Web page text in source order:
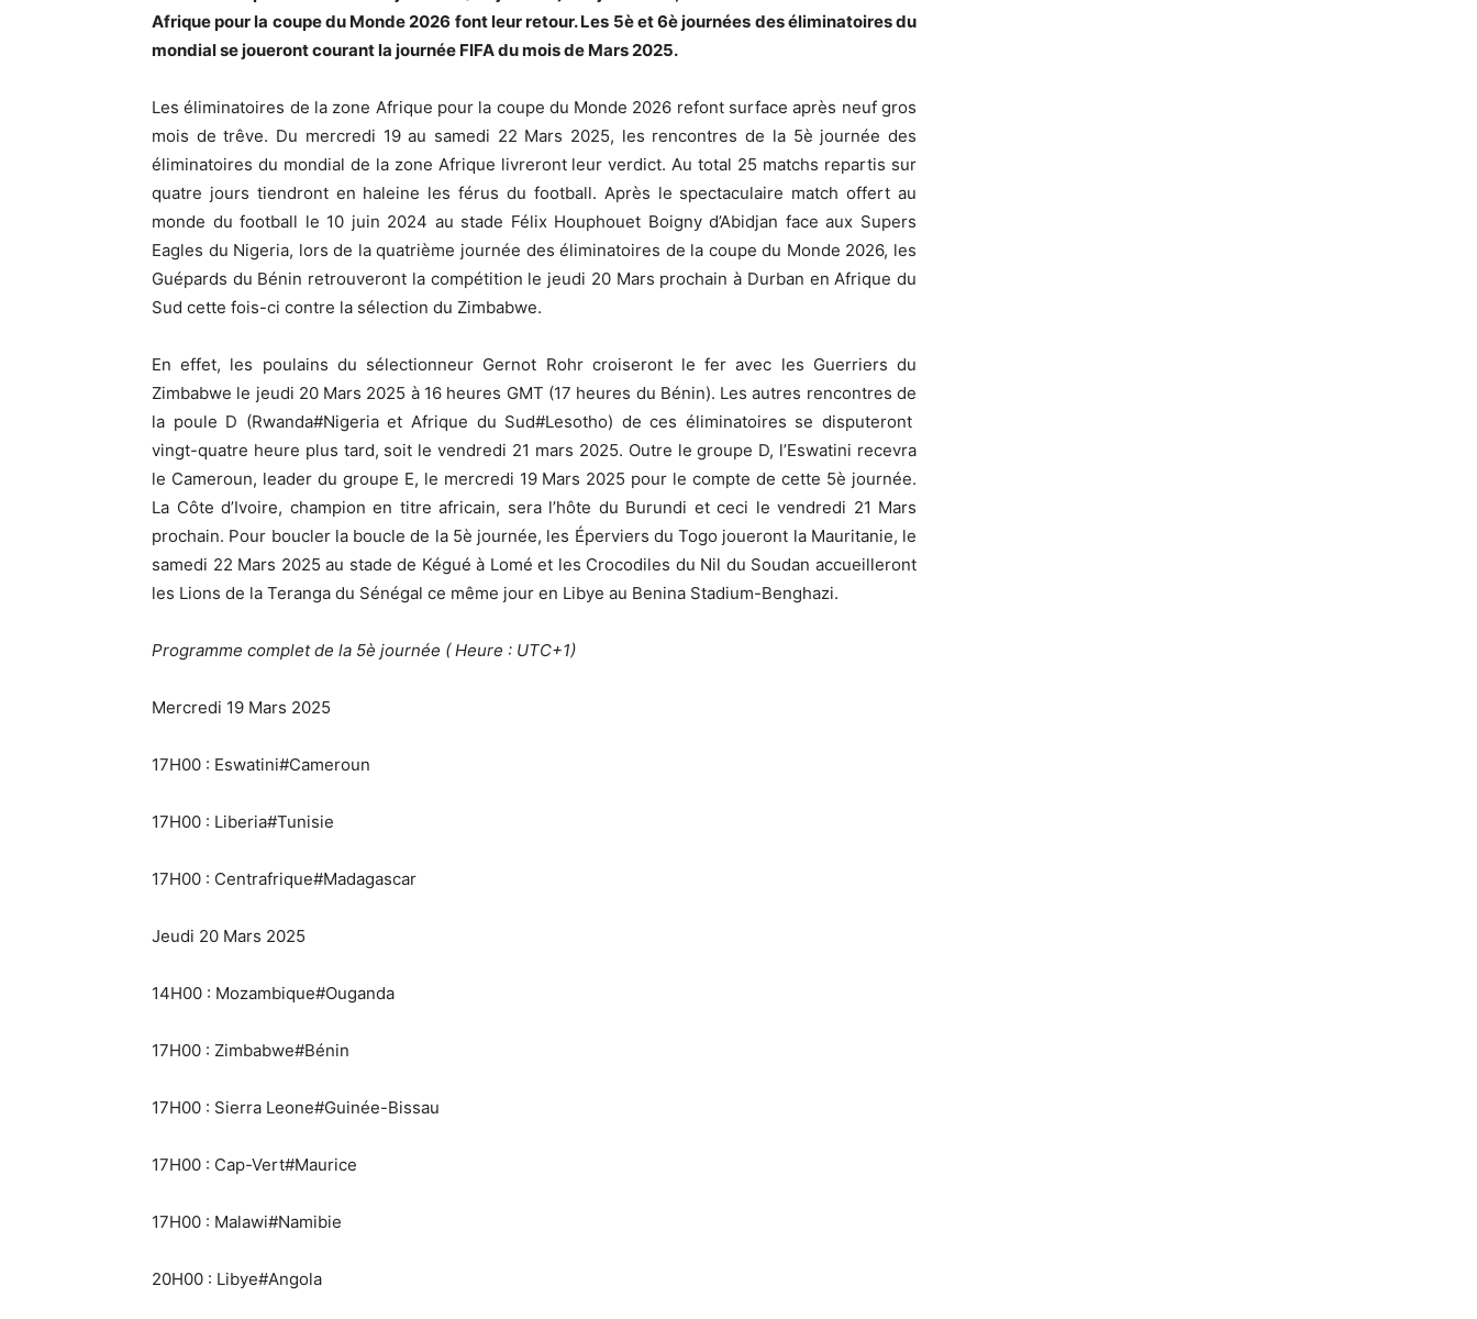
Afrique pour la coupe du Monde 2026 font leur retour. Les 5è et 6è journées des éliminatoires du
mondial se joueront courant la journée FIFA du mois de Mars 2025.
Les éliminatoires de la zone Afrique pour la coupe du Monde 2026 refont surface après neuf gros
mois de trêve. Du mercredi 19 au samedi 22 Mars 2025, les rencontres de la 5è journée des
éliminatoires du mondial de la zone Afrique livreront leur verdict. Au total 25 matchs repartis sur
quatre jours tiendront en haleine les férus du football. Après le spectaculaire match offert au
monde du football le 10 juin 2024 au stade Félix Houphouet Boigny d’Abidjan face aux Supers
Eagles du Nigeria, lors de la quatrième journée des éliminatoires de la coupe du Monde 2026, les
Guépards du Bénin retrouveront la compétition le jeudi 20 Mars prochain à Durban en Afrique du
Sud cette fois-ci contre la sélection du Zimbabwe.
En effet, les poulains du sélectionneur Gernot Rohr croiseront le fer avec les Guerriers du
Zimbabwe le jeudi 20 Mars 2025 à 16 heures GMT (17 heures du Bénin). Les autres rencontres de
la poule D (Rwanda#Nigeria et Afrique du Sud#Lesotho) de ces éliminatoires se disputeront
vingt-quatre heure plus tard, soit le vendredi 21 mars 2025. Outre le groupe D, l’Eswatini recevra
le Cameroun, leader du groupe E, le mercredi 19 Mars 2025 pour le compte de cette 5è journée.
La Côte d’Ivoire, champion en titre africain, sera l’hôte du Burundi et ceci le vendredi 21 Mars
prochain. Pour boucler la boucle de la 5è journée, les Éperviers du Togo joueront la Mauritanie, le
samedi 22 Mars 2025 au stade de Kégué à Lomé et les Crocodiles du Nil du Soudan accueilleront
les Lions de la Teranga du Sénégal ce même jour en Libye au Benina Stadium-Benghazi.
Programme complet de la 5è journée ( Heure : UTC+1)
Mercredi 19 Mars 2025
17H00 : Eswatini#Cameroun
17H00 : Liberia#Tunisie
17H00 : Centrafrique#Madagascar
Jeudi 20 Mars 2025
14H00 : Mozambique#Ouganda
17H00 : Zimbabwe#Bénin
17H00 : Sierra Leone#Guinée-Bissau
17H00 : Cap-Vert#Maurice
17H00 : Malawi#Namibie
20H00 : Libye#Angola